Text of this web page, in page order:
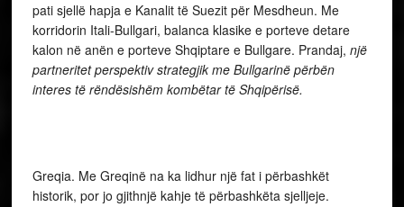
pati sjellë hapja e Kanalit të Suezit për Mesdheun. Me
korridorin Itali-Bullgari, balanca klasike e porteve detare
kalon në anën e porteve Shqiptare e Bullgare. Prandaj, një
partneritet perspektiv strategjik me Bullgarinë përbën
interes të rëndësishëm kombëtar të Shqipërisë.
Greqia. Me Greqinë na ka lidhur një fat i përbashkët
historik, por jo gjithnjë kahje të përbashkëta sjelljeje.